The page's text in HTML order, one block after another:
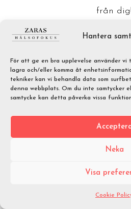
Hantera
För att ge en bra upplevelse använder vi
lagra och/eller komma åt
tekniker kan vi behandla data som
denna webbplats. Om du inte samtycker
samtycke kan detta påverka vissa
Neka
Visa
Cookie
från